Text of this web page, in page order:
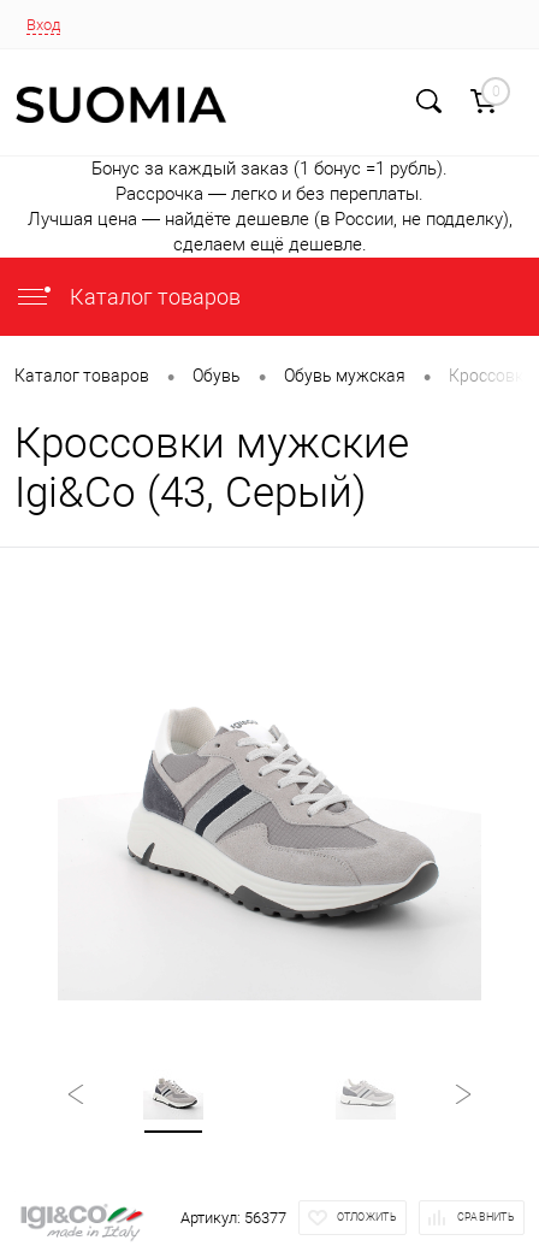
Вход
0
Бонус за каждый заказ (1 бонус =1 рубль).
Рассрочка — легко и без переплаты.
Лучшая цена — найдёте дешевле (в России, не подделку),
сделаем ещё дешевле.
Каталог товаров
Каталог товаров • Обувь • Обувь мужская •
Кроссовки мужские
Igi&Co (43, Серый)
Артикул: 56377 ОТЛОЖИТЬ СРАВНИТЬ